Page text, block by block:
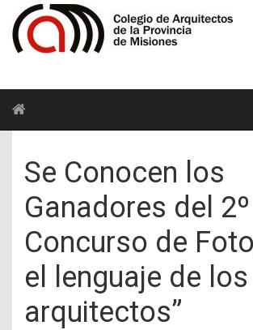
Se Conocen los
Ganadores del 2º
Concurso de
el lenguaje de los
arquitectos”